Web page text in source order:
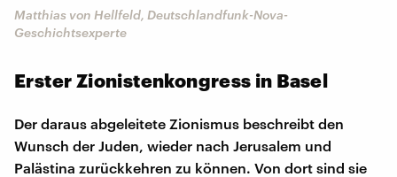
Matthias von Hellfeld, Deutschlandfunk-Nova-
Geschichtsexperte
Erster Zionistenkongress in Basel
Der daraus abgeleitete Zionismus beschreibt den
Wunsch der Juden, wieder nach Jerusalem und
Palästina zurückkehren zu können. Von dort sind sie